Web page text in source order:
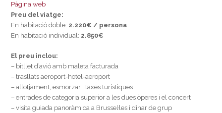
Pàgina web
Preu del viatge:
En habitació doble: 2.220€ / persona
En habitació individual: 2.850€
El preu inclou:
– bitllet d’avió amb maleta facturada
– trasllats aeroport-hotel-aeroport
– allotjament, esmorzar i taxes turístiques
– entrades de categoria superior a les dues òperes i el concert
– visita guiada panoràmica a Brussel·les i dinar de grup